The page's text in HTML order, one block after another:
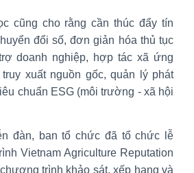
cũng cho rằng cần thúc đẩy tín
đổi số, đơn giản hóa thủ tục
doanh nghiệp, hợp tác xã ứng
xuất nguồn gốc, quản lý phát
chuẩn ESG (môi trường - xã hội
đàn, ban tổ chức đã tổ chức lễ
Vietnam Agriculture Reputation
trình khảo sát, xếp hạng và